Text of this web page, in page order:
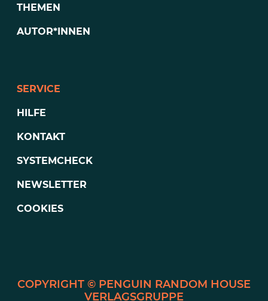
THEMEN
AUTOR*INNEN
SERVICE
HILFE
KONTAKT
SYSTEMCHECK
NEWSLETTER
COOKIES
PENGUIN RANDOM HOUSE
VERLAGSGRUPPE